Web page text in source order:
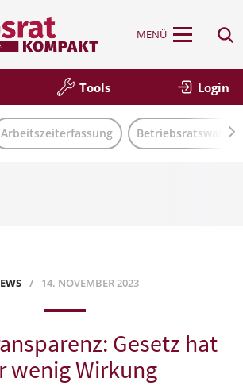
MENÜ
Tools Login
Arbeitszeiterfassung Betriebsratswahl
14. NOVEMBER 2023
Gesetz hat
wenig Wirkung